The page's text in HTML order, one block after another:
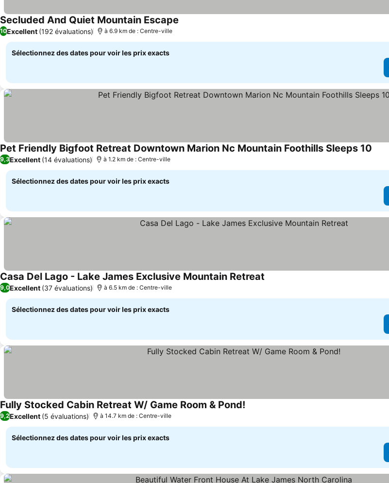
Secluded And Quiet Mountain Escape
10Excellent (192 évaluations) à 6.9 km de : Centre-ville
Sélectionnez des dates pour voir les prix exacts
Pet Friendly Bigfoot Retreat Downtown Marion Nc Mountain Foothills Sleeps 10
9,3Excellent (14 évaluations) à 1.2 km de : Centre-ville
Sélectionnez des dates pour voir les prix exacts
Casa Del Lago - Lake James Exclusive Mountain Retreat
9,0Excellent (37 évaluations) à 6.5 km de : Centre-ville
Sélectionnez des dates pour voir les prix exacts
Fully Stocked Cabin Retreat W/ Game Room & Pond!
9,2Excellent (5 évaluations) à 14.7 km de : Centre-ville
Sélectionnez des dates pour voir les prix exacts